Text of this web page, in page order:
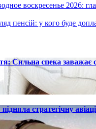
воскресенье 2026:
пенсій: у кого буде
Сильна спека
стратегічну